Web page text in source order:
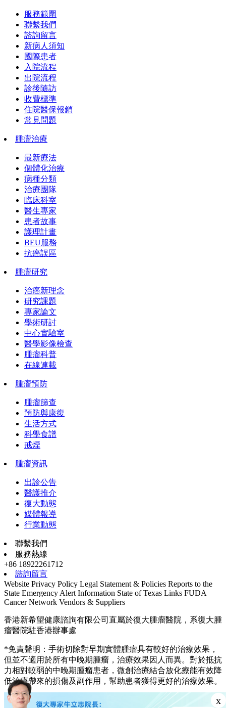
服務範圍
聯繫我們
諮詢留言
新病人須知
國際患者
入院流程
出院流程
診後隨訪
收費標準
住院醫保報銷
常見問題
腫瘤治療
最新療法
個體化治療
病種分類
治療團隊
臨床科室
醫生專家
患者故事
護理計畫
BEU服務
抗癌誤區
腫瘤研究
治癌新理念
研究課題
專家論文
學術研討
中心實驗室
醫學影像檢查
腫瘤科普
在線連載
腫瘤預防
腫瘤篩查
預防與康復
生活方式
科學食譜
戒煙
腫瘤資訊
出診公告
醫護推介
復大動態
媒體報導
行業動態
聯繫我們
服務熱線
+86 18922261712
諮詢留言
Website Privacy Policy Legal Statement & Policies Reports to the
State Emergency Alert Information State of Texas Links FUDA
Cancer Network Vendors & Suppliers
香港新希望健康諮詢有限公司直屬於復大腫瘤醫院，系復大腫
瘤醫院駐香港辦事處
*免責聲明：手術切除對早期實體腫瘤具有較好的治療效果，
但並不適用於所有中晚期腫瘤，治療效果因人而異。對於抵抗
力相對較弱的中晚期腫瘤患者，微創治療結合放化療能有效降
低治療帶來的損傷及副作用，幫助患者獲得更好的治療效果。
© 2003—2026, fuda cancer hospital. All rights reserved. x